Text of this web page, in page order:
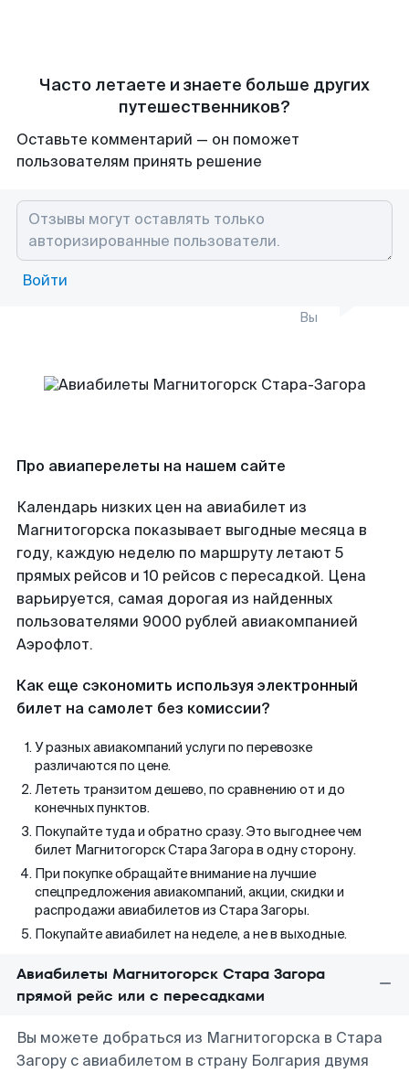
Часто летаете и знаете больше других
путешественников?
Оставьте комментарий — он поможет
пользователям принять решение
Войти
Вы
Про авиаперелеты на нашем сайте
Календарь низких цен на авиабилет из
Магнитогорска показывает выгодные месяца в
году, каждую неделю по маршруту летают 5
прямых рейсов и 10 рейсов с пересадкой. Цена
варьируется, самая дорогая из найденных
пользователями 9000 рублей авиакомпанией
Аэрофлот.
Как еще сэкономить используя электронный
билет на самолет без комиссии?
У разных авиакомпаний услуги по перевозке
различаются по цене.
Лететь транзитом дешево, по сравнению от и до
конечных пунктов.
Покупайте туда и обратно сразу. Это выгоднее чем
билет Магнитогорск Стара Загора в одну сторону.
При покупке обращайте внимание на лучшие
спецпредложения авиакомпаний, акции, скидки и
распродажи авиабилетов из Стара Загоры.
Покупайте авиабилет на неделе, а не в выходные.
Авиабилеты Магнитогорск Стара Загора
прямой рейс или с пересадками
Вы можете добраться из Магнитогорска в Стара
Загору с авиабилетом в страну Болгария двумя